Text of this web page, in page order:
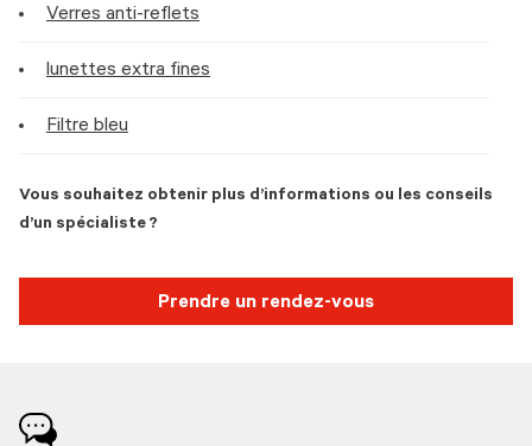
Verres anti-reflets
lunettes extra fines
Filtre bleu
Vous souhaitez obtenir plus d’informations ou les conseils
d’un spécialiste ?
Prendre un rendez-vous